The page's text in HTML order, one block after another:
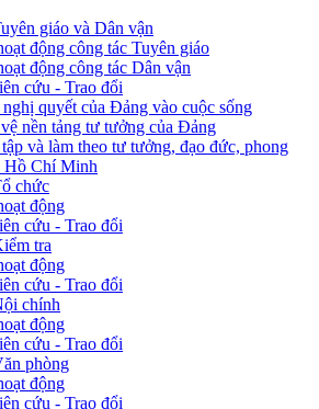
giáo và Dân vận
động công tác Tuyên giáo
động công tác Dân vận
cứu - Trao đổi
quyết của Đảng vào cuộc sống
nền tảng tư tưởng của Đảng
và làm theo tư tưởng, đạo đức, phong
Hồ Chí Minh
chức
động
cứu - Trao đổi
tra
động
cứu - Trao đổi
chính
động
cứu - Trao đổi
phòng
động
cứu - Trao đổi